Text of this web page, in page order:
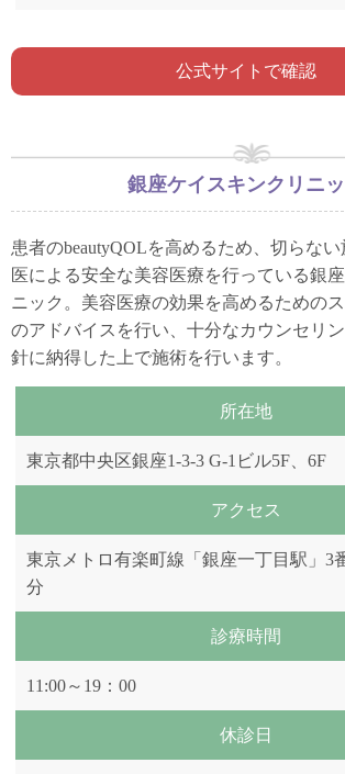
公式サイトで確認
銀座ケイスキンクリニ
患者のbeautyQOLを高めるため、切らな
医による安全な美容医療を行っている銀
ニック。美容医療の効果を高めるための
のアドバイスを行い、十分なカウンセリ
針に納得した上で施術を行います。
所在地
東京都中央区銀座1-3-3 G-1ビル5F、6F
アクセス
東京メトロ有楽町線「銀座一丁目駅」3
分
診療時間
11:00～19：00
休診日